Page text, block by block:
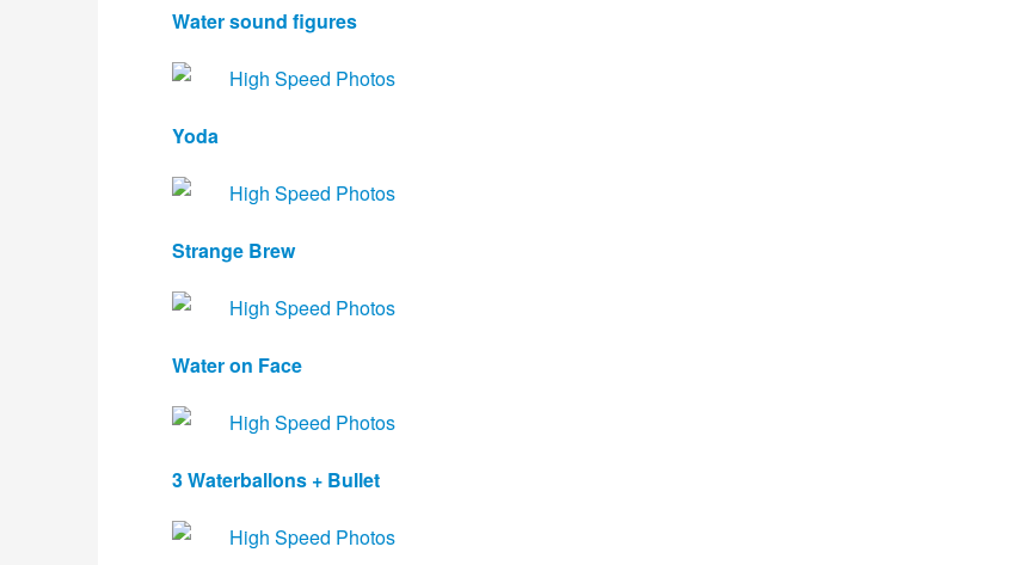
Water sound figures
Yoda
Strange Brew
Water on Face
3 Waterballons + Bullet